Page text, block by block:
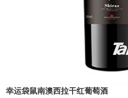
幸运袋鼠南澳西拉干红葡萄酒